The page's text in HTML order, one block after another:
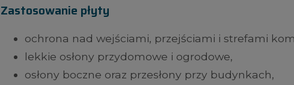
Zastosowanie płyty
ochrona nad wejściami, przejściami i strefami
lekkie osłony przydomowe i ogrodowe,
osłony boczne oraz przesłony przy budynkach,